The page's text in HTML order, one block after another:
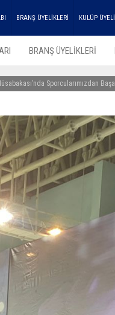
BRANŞ ÜYELİKLERİ KULÜP
BRANŞ ÜYELİKLERİ
Sporcularımızdan